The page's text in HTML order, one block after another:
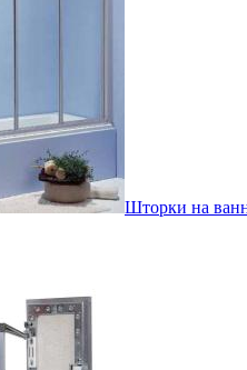
Шторки на